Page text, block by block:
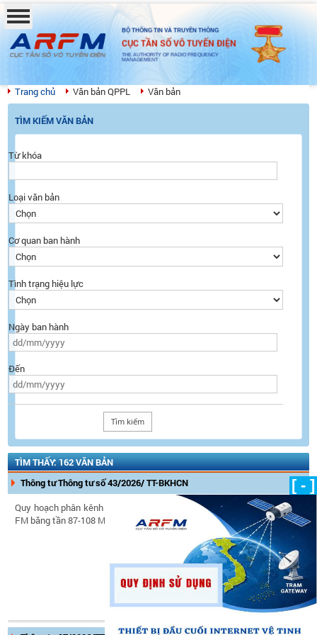
BỘ THÔNG TIN VÀ TRUYỀN THÔNG
CỤC TẦN SỐ VÔ TUYẾN ĐIỆN
THE AUTHORITY OF RADIO FREQUENCY
MANAGEMENT
Trang chủ Văn bản QPPL Văn bản
TÌM KIẾM VĂN BẢN
Từ khóa
Loại văn bản
Cơ quan ban hành
Tình trạng hiệu lực
Ngày ban hành
Đến
TÌM THẤY: 162 VĂN BẢN
Thông tư Thông tư số 43/2026/ TT-BKHCN
Quy hoạch phân kênh và sử dụng kênh tần số phát thanh
FM băng tần 87-108 MHz
Ngày ban hành:20/07/2026
Ngày có hiệu lực:05/09/2026
Tình trạng hiệu lực:Còn hiệu
[ - ]